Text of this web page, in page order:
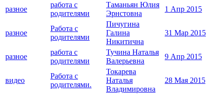
разное
работа с
родителями
Таманьян Юлия
Эрнстовна
1 Апр 2015
разное
Работа с
родителями
Пичугина
Галина
Никитична
31 Мар 2015
разное
работа с
родителями
Тучина Наталья
Валерьевна
9 Апр 2015
видео
Работа с
родителями.
Токарева
Наталья
Владимировна
28 Мая 2015